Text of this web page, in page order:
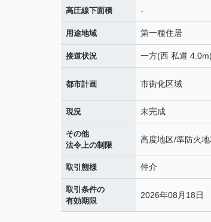
高圧線下面積 -
用途地域 第一種住居
接道状況 一方(西 私道 4.0m)
都市計画 市街化区域
現況 未完成
その他
法令上の制限
高度地区/準防火
取引態様 仲介
取引条件の
有効期限
2026年08月18日